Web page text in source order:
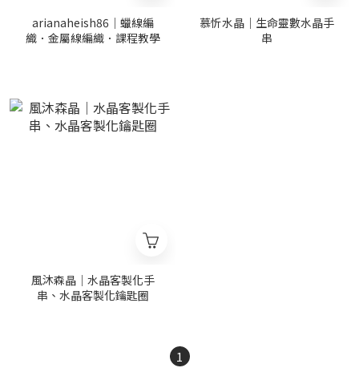
arianaheish86｜蠟線編
織．金屬線編織．課程教學
慕忻水晶｜生命靈數水晶手
串
風沐森晶｜水晶客製化手
串、水晶客製化鑰匙圈
1